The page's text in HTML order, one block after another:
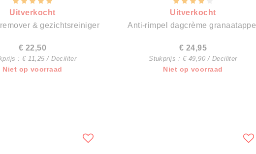
Uitverkocht
& gezichtsreiniger
€ 22,50
: € 11,25 / Deciliter
Niet op voorraad
Uitverkocht
Anti-rimpel dagcrème granaatappel
€ 24,95
Stukprijs : € 49,90 / Deciliter
Niet op voorraad